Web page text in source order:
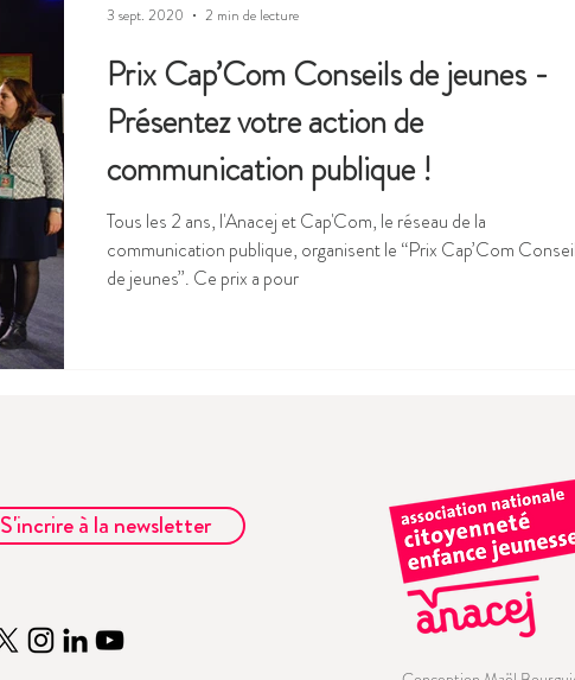
Prix Cap’Com Conseils de jeunes -
Présentez votre action de
communication publique !
Tous les 2 ans, l'Anacej et Cap'Com, le réseau de la
communication publique, organisent le “Prix Cap’Com
de jeunes”. Ce prix a pour
3 sept. 2020 2 min de lecture
S'incrire à la newsletter